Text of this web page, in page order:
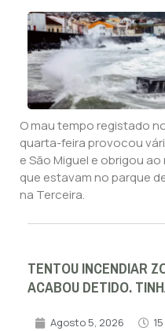
O mau tempo registado
quarta-feira provocou
e São Miguel e obrigou
que estavam no parque
na Terceira.
TENTOU INCENDIAR
ACABOU DETIDO.
Agosto 5, 2026